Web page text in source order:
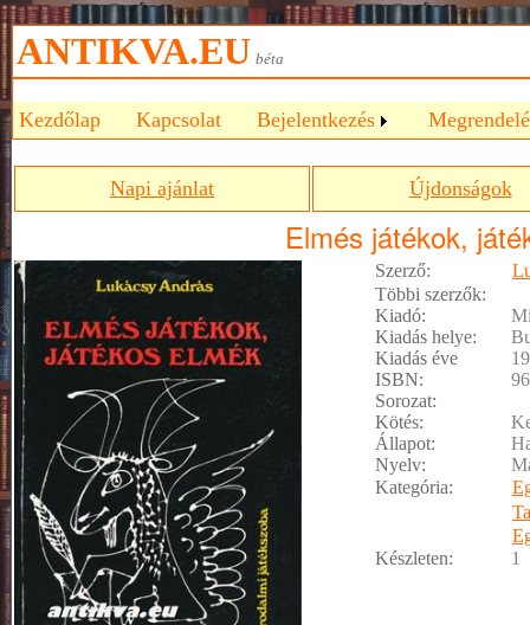
ANTIKVA.EU béta
Kezdőlap Kapcsolat Bejelentkezés
Napi ajánlat Újdonságok
Elmés játékok,
Szerző:
Többi szerzők:
Kiadó:
Kiadás helye:
Kiadás éve
ISBN:
Sorozat:
Kötés:
Állapot:
Nyelv:
Kategória:
Készleten:
1